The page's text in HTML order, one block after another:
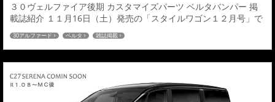
３０ヴェルファイア後期 カスタマイズパーツ ベルタバンパー 掲
載誌紹介 １１月16日（土）発売の「スタイルワゴン１２月号」で
３０アルファード後期 Beltaバンパーを掲載していただきましたの
でご紹介させていただきます。 アドミレイションのアルファード
が１２月の表紙を飾らさせていただきました。詳しくは是非ご購
読宜しくお願いします。 その他のパブリシティ紹介はこちら≫≫
30アルファード ベルタ 雑誌掲載